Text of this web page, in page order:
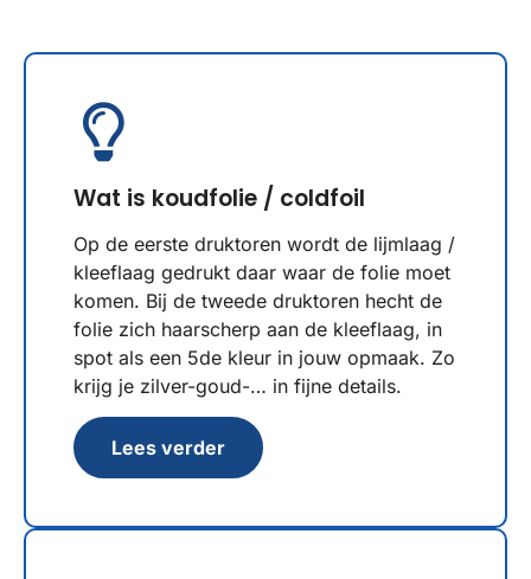
Wat is koudfolie / coldfoil
Op de eerste druktoren wordt de lijmlaag /
kleeflaag gedrukt daar waar de folie moet
komen. Bij de tweede druktoren hecht de
folie zich haarscherp aan de kleeflaag, in
spot als een 5de kleur in jouw opmaak. Zo
krijg je zilver-goud-… in fijne details.
Lees verder